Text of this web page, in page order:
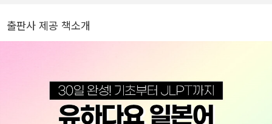
출판사 제공 책소개